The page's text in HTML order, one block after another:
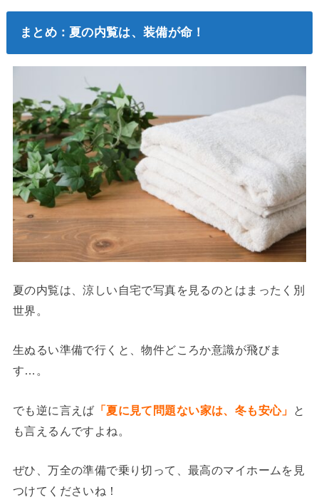
まとめ：夏の内覧は、装備が命！
夏の内覧は、涼しい自宅で写真を見るのとはまったく別
世界。
生ぬるい準備で行くと、物件どころか意識が飛びま
す…。
でも逆に言えば 「夏に見て問題ない家は、冬も安心」
と
も言えるんですよね。
ぜひ、万全の準備で乗り切って、最高のマイホームを見
つけてくださいね！